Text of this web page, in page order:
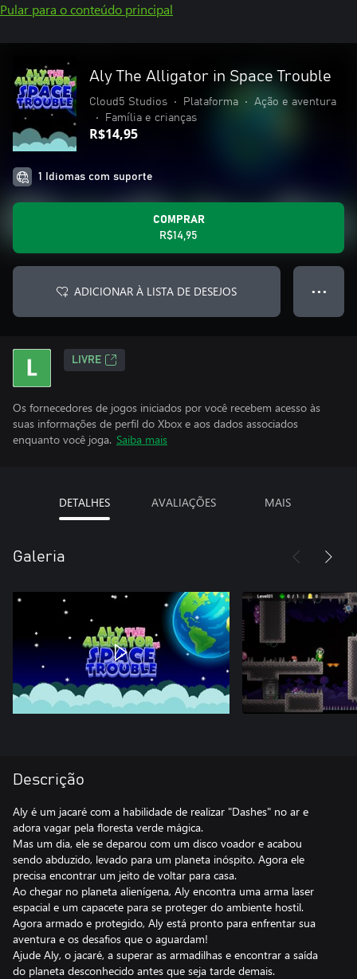
Pular para o conteúdo principal
Aly The Alligator in Space Trouble
Cloud5 Studios • Plataforma •
Ação e aventura
•
Família e crianças
R$14,95
1 Idiomas com suporte
COMPRAR
R$14,95
ADICIONAR À LISTA DE DESEJOS ● ● ●
LIVRE
Os fornecedores de jogos iniciados por você recebem acesso às
suas informações de perfil do Xbox e aos dados associados
enquanto você joga. Saiba mais
DETALHES AVALIAÇÕES MAIS
Galeria
Descrição
Aly é um jacaré com a habilidade de realizar "Dashes" no ar e
adora vagar pela floresta verde mágica.
Mas um dia, ele se deparou com um disco voador e acabou
sendo abduzido, levado para um planeta inóspito. Agora ele
precisa encontrar um jeito de voltar para casa.
Ao chegar no planeta alienígena, Aly encontra uma arma laser
espacial e um capacete para se proteger do ambiente hostil.
Agora armado e protegido, Aly está pronto para enfrentar sua
aventura e os desafios que o aguardam!
Ajude Aly, o jacaré, a superar as armadilhas e encontrar a saída
do planeta desconhecido antes que seja tarde demais.